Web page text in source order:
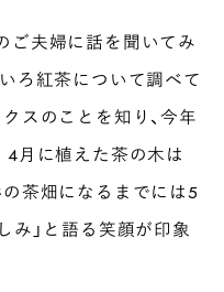
ご夫婦に話を聞いてみ
ろ紅茶について調べて
スのことを知り、今年
4月に植えた茶の木は
茶畑になるまでには5
み」と語る笑顔が印象